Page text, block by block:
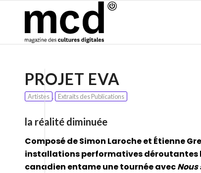
PROJET EVA
Artistes , Extraits des Publications
la réalité diminuée
Composé de Simon Laroche et Étienne
installations performatives déroutantes
canadien entame une tournée avecNous